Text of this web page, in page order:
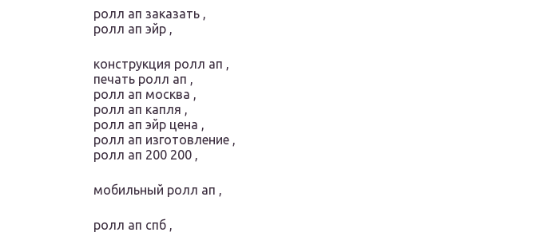
ролл ап заказать ,
ролл ап эйр ,
конструкция ролл ап ,
печать ролл ап ,
ролл ап москва ,
ролл ап капля ,
ролл ап эйр цена ,
ролл ап изготовление ,
ролл ап 200 200 ,
мобильный ролл ап ,
ролл ап спб ,